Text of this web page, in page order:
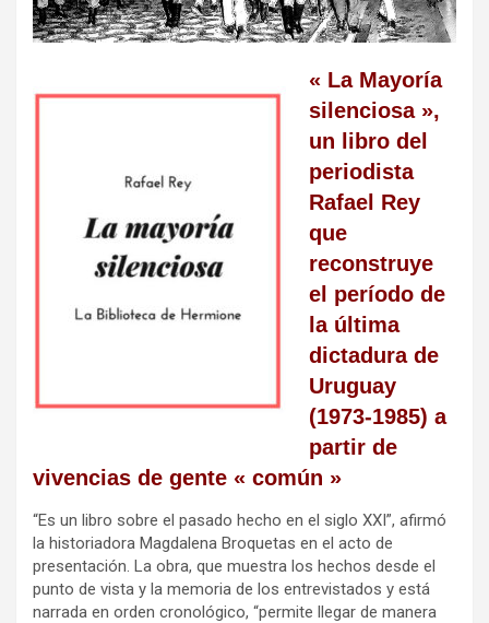
« La Mayoría
silenciosa »,
un libro del
periodista
Rafael Rey
que
reconstruye
el período de
la última
dictadura de
Uruguay
(1973-1985) a
partir de
vivencias de gente « común »
“Es un libro sobre el pasado hecho en el siglo XXI”, afirmó
la historiadora Magdalena Broquetas en el acto de
presentación. La obra, que muestra los hechos desde el
punto de vista y la memoria de los entrevistados y está
narrada en orden cronológico, “permite llegar de manera